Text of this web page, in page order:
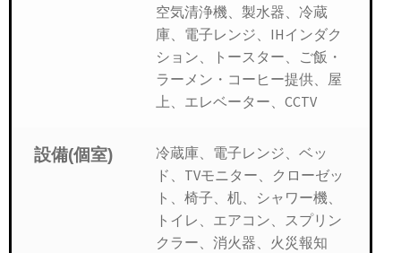
空気清浄機、製水器、冷蔵
庫、電子レンジ、IHインダク
ション、トースター、ご飯・
ラーメン・コーヒー提供、屋
上、エレベーター、CCTV
設備(個室)
冷蔵庫、電子レンジ、ベッ
ド、TVモニター、クローゼッ
ト、椅子、机、シャワー機、
トイレ、エアコン、スプリン
クラー、消火器、火災報知